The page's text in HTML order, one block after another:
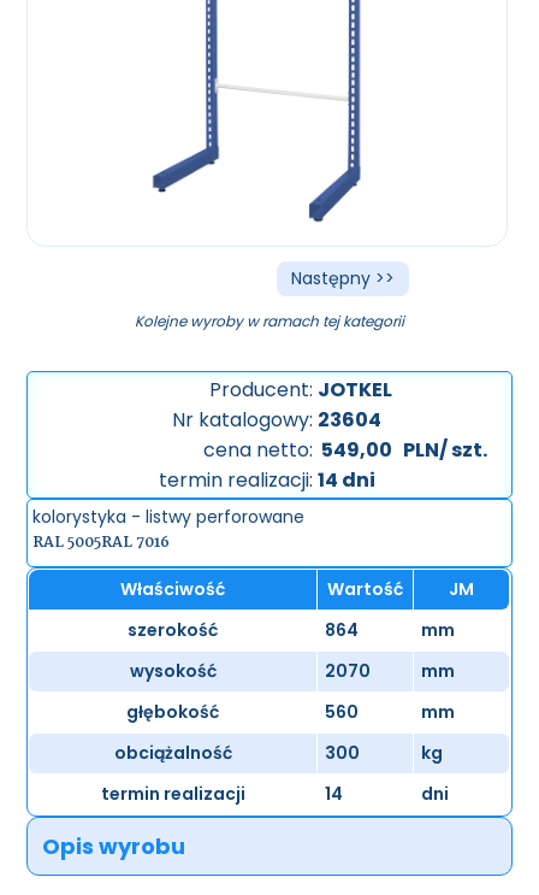
Następny >>
Kolejne wyroby w ramach tej kategorii
Producent: JOTKEL
Nr katalogowy: 23604
cena netto: 549,00 PLN/ szt.
termin realizacji: 14 dni
kolorystyka - listwy perforowane
RAL 5005RAL 7016
Właściwość Wartość
JM
szerokość
864
mm
wysokość
2070
mm
głębokość
560
mm
obciążalność
300
kg
termin realizacji
14 dni
Opis wyrobu